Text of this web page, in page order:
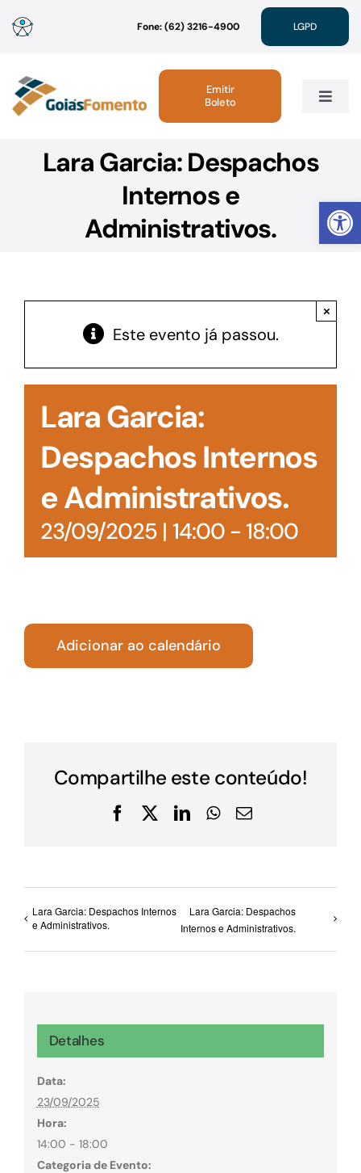
Abrir
para
conteúdo
Fone: (62) 3216-4900 LGPD
Toggle
Institucional
Linhas de Crédito
Acesso à Informação
Emitir
Boleto
Lara Garcia: Despachos
Internos e
Administrativos.
Este evento já passou.
×
Lara Garcia:
Despachos Internos
e Administrativos.
23/09/2025 | 14:00- 18:00
Adicionar ao calendário
Compartilhe este conteúdo!
Facebook
X LinkedInWhatsApp
E-
Lara Garcia: Despachos Internos
e Administrativos.
Lara Garcia: Despachos
Internos e Administrativos.
Detalhes
Data:
23/09/2025
Hora:
14:00 - 18:00
Categoria de Evento: